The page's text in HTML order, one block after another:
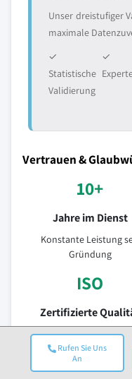
Rufen Sie Uns
An
Unser dreistufiger
maximale
✓
Statistische
Validierung
✓
Vertrauen &
10+
Jahre im Dienst
Konstante Leistung
Gründung
ISO
Zertifizierte
ISO 9001-2015
Unternehmen